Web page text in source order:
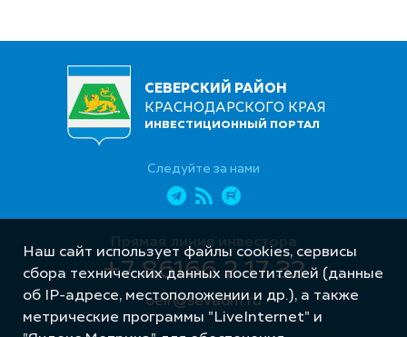
СЕВЕРСКИЙ РАЙОН
КРАСНОДАРСКОГО КРАЯ
ИНВЕСТИЦИОННЫЙ ПОРТАЛ
Следуйте за нами
Прямая линия инвестора
+7 86166 2 17 32
oeir@sevadm.ru
Наш сайт использует файлы cookies, сервисы
сбора технических данных посетителей (данные
об IP-адресе, местоположении и др.), а также
метрические программы "LiveInternet" и